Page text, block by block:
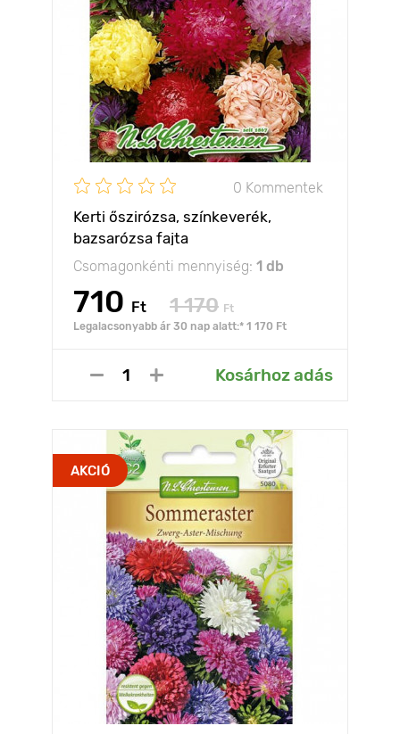
0 Kommentek
Kerti őszirózsa, színkeverék,
bazsarózsa fajta
Csomagonkénti mennyiség: 1 db
710 Ft 1 170 Ft
Legalacsonyabb ár 30 nap alatt:* 1 170 Ft
Kosárhoz adás
AKCIÓ